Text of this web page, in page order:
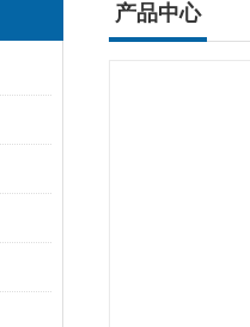
产品中心